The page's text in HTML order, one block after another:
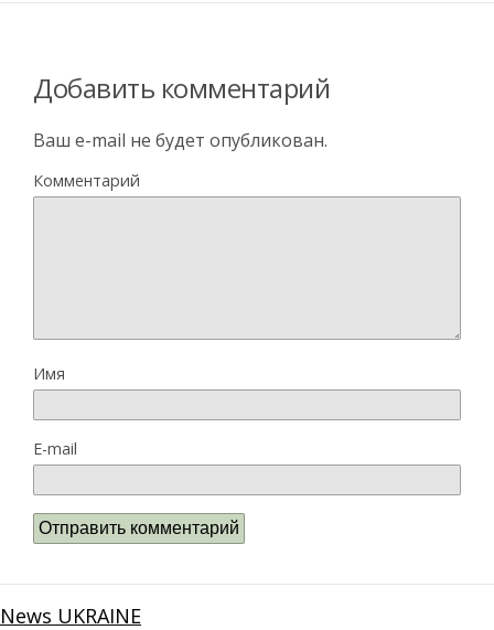
Добавить комментарий
Ваш e-mail не будет опубликован.
Комментарий
Имя
E-mail
News UKRAINE